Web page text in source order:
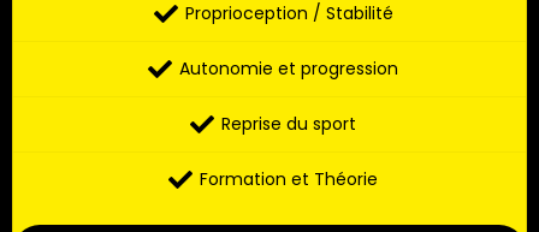
Proprioception / Stabilité
Autonomie et progression
Reprise du sport
Formation et Théorie